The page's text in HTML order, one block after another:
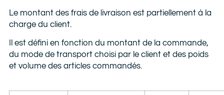
Le montant des frais de livraison est partiellement à la
charge du client.
Il est défini en fonction du montant de la commande,
du mode de transport choisi par le client et des poids
et volume des articles commandés.